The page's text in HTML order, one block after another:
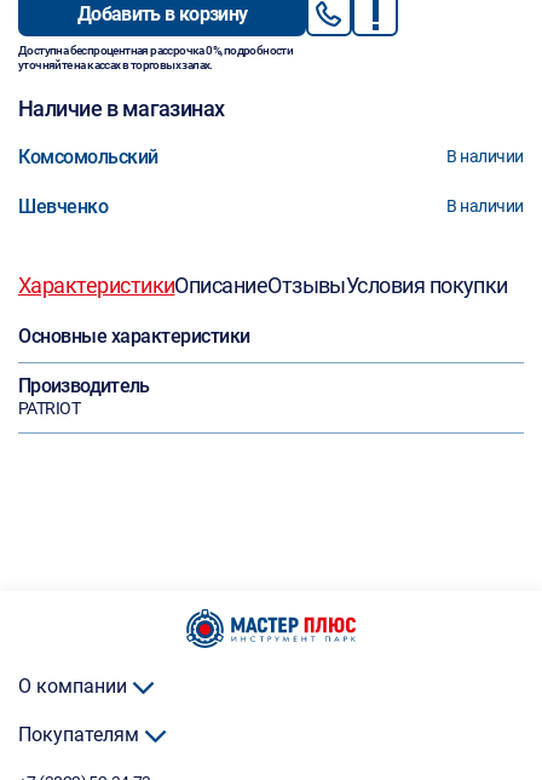
Добавить в корзину
Доступна беспроцентная рассрочка 0%, подробности
уточняйте на кассах в торговых залах.
Наличие в магазинах
Комсомольский В наличии
Шевченко В наличии
ХарактеристикиОписаниеОтзывыУсловия покупки
Основные характеристики
Производитель
PATRIOT
О компании
Покупателям